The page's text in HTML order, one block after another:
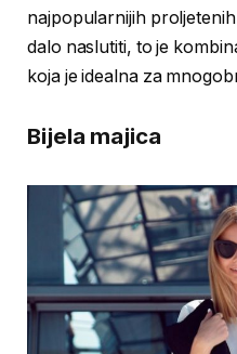
najpopularnijih
dalo naslutiti, to je
koja je idealna za
Bijela majica